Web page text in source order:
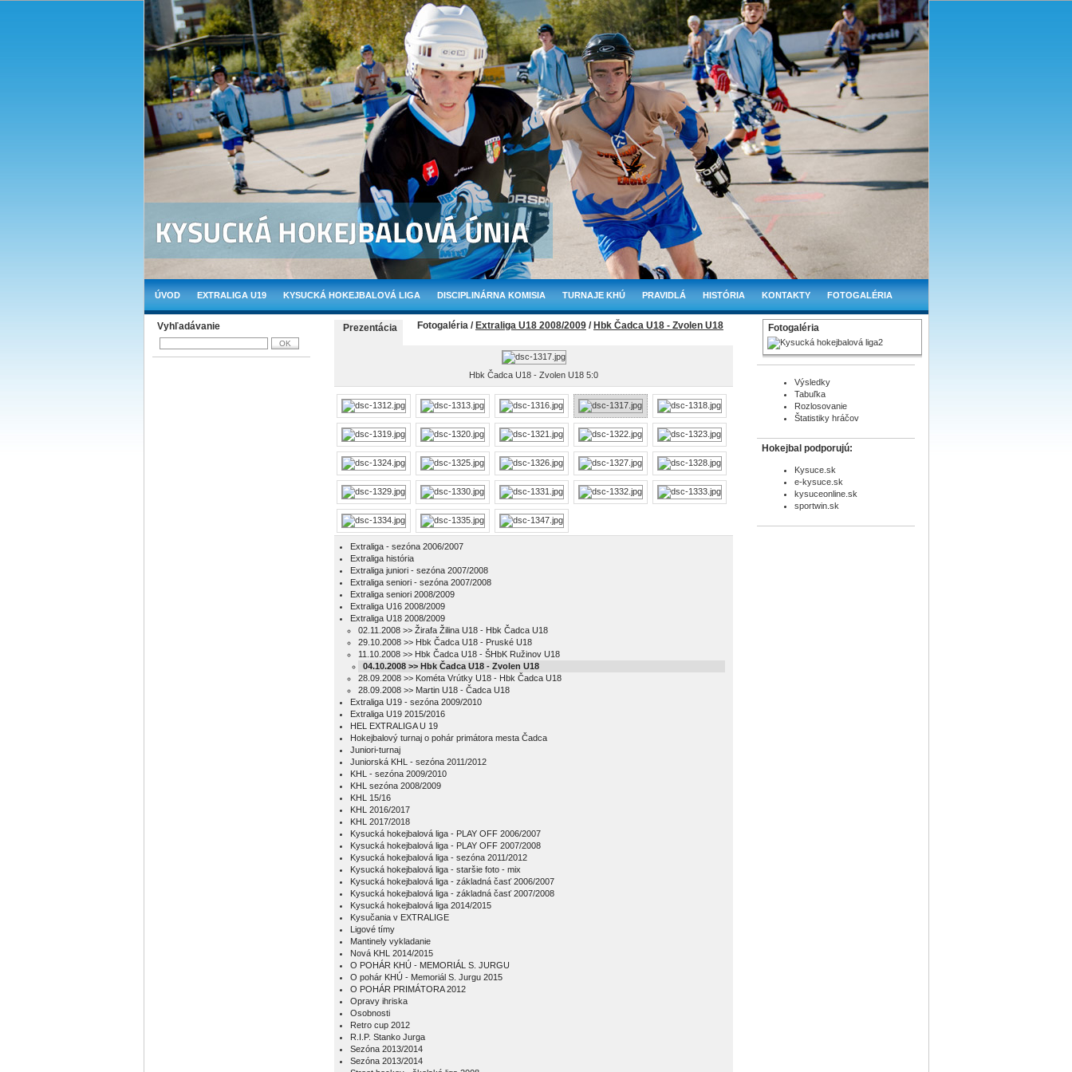
ÚVOD EXTRALIGA U19 KYSUCKÁ HOKEJBALOVÁ LIGA DISCIPLINÁRNA KOMISIA TURNAJE KHÚ PRAVIDLÁ HISTÓRIA KONTAKTY FOTOGALÉRIA
Vyhľadávanie Prezentácia Fotogaléria / Extraliga U18 2008/2009 / Hbk Čadca U18 - Zvolen U18
Hbk Čadca U18 - Zvolen U18 5:0
Extraliga - sezóna 2006/2007
Extraliga história
Extraliga juniori - sezóna 2007/2008
Extraliga seniori - sezóna 2007/2008
Extraliga seniori 2008/2009
Extraliga U16 2008/2009
Extraliga U18 2008/2009
02.11.2008 >> Žirafa Žilina U18 - Hbk Čadca U18
29.10.2008 >> Hbk Čadca U18 - Pruské U18
11.10.2008 >> Hbk Čadca U18 - ŠHbK Ružinov U18
04.10.2008 >> Hbk Čadca U18 - Zvolen U18
28.09.2008 >> Kométa Vrútky U18 - Hbk Čadca U18
28.09.2008 >> Martin U18 - Čadca U18
Extraliga U19 - sezóna 2009/2010
Extraliga U19 2015/2016
HEL EXTRALIGA U 19
Hokejbalový turnaj o pohár primátora mesta Čadca
Juniori-turnaj
Juniorská KHL - sezóna 2011/2012
KHL - sezóna 2009/2010
KHL sezóna 2008/2009
KHL 15/16
KHL 2016/2017
KHL 2017/2018
Kysucká hokejbalová liga - PLAY OFF 2006/2007
Kysucká hokejbalová liga - PLAY OFF 2007/2008
Kysucká hokejbalová liga - sezóna 2011/2012
Kysucká hokejbalová liga - staršie foto - mix
Kysucká hokejbalová liga - základná časť 2006/2007
Kysucká hokejbalová liga - základná časť 2007/2008
Kysucká hokejbalová liga 2014/2015
Kysučania v EXTRALIGE
Ligové tímy
Mantinely vykladanie
Nová KHL 2014/2015
O POHÁR KHÚ - MEMORIÁL S. JURGU
O pohár KHÚ - Memoriál S. Jurgu 2015
O POHÁR PRIMÁTORA 2012
Opravy ihriska
Osobnosti
Retro cup 2012
R.I.P. Stanko Jurga
Sezóna 2013/2014
Sezóna 2013/2014
Fotogaléria
Výsledky
Tabuľka
Rozlosovanie
Štatistiky hráčov
Hokejbal podporujú:
Kysuce.sk
e-kysuce.sk
kysuceonline.sk
sportwin.sk